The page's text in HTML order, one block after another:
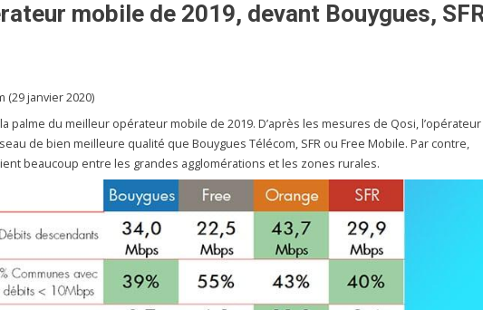
mobile de 2019, devant Bouygues,
(29 janvier 2020)
palme du meilleur opérateur mobile de 2019. D’après les mesures de Qosi, l’opérateur
de bien meilleure qualité que Bouygues Télécom, SFR ou Free Mobile. Par contre,
beaucoup entre les grandes agglomérations et les zones rurales.